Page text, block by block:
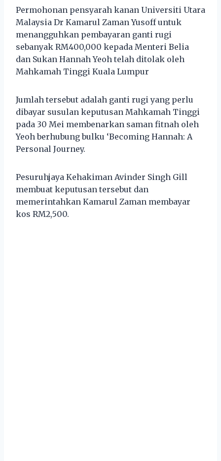
Permohonan pensyarah kanan Universiti Utara
Malaysia Dr Kamarul Zaman Yusoff untuk
menangguhkan pembayaran ganti rugi
sebanyak RM400,000 kepada Menteri Belia
dan Sukan Hannah Yeoh telah ditolak oleh
Mahkamah Tinggi Kuala Lumpur
Jumlah tersebut adalah ganti rugi yang perlu
dibayar susulan keputusan Mahkamah Tinggi
pada 30 Mei membenarkan saman fitnah oleh
Yeoh berhubung bulku ‘Becoming Hannah: A
Personal Journey.
Pesuruhjaya Kehakiman Avinder Singh Gill
membuat keputusan tersebut dan
memerintahkan Kamarul Zaman membayar
kos RM2,500.